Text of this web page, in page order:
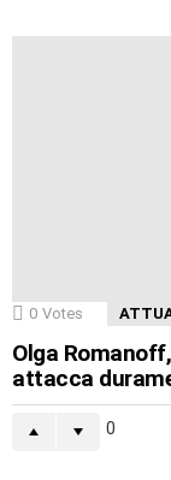
0 Votes
Olga
attacca
0